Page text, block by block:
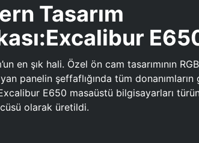
Tasarım
en şık hali. Özel ön cam tasarımının
panelin şeffaflığında tüm
E650 masaüstü bilgisayarları
olarak üretildi.